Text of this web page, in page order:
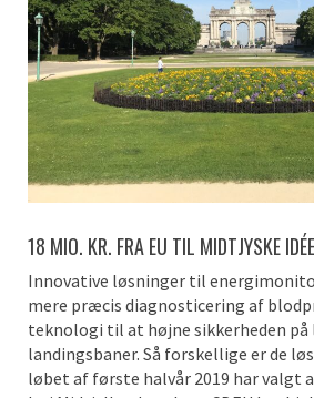
18 MIO. KR. FRA EU TIL MIDTJYSKE
Innovative løsninger til
mere præcis diagnosticering af
teknologi til at højne sikkerheden på
landingsbaner. Så forskellige er de
løbet af første halvår 2019 har valgt